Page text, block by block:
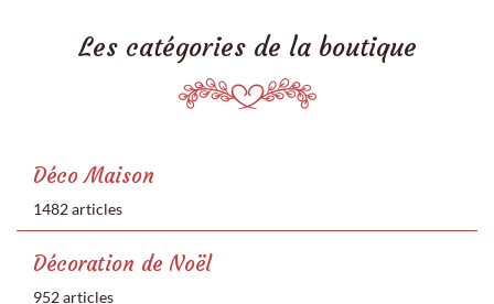
Les catégories de la boutique
Déco Maison
1482 articles
Décoration de Noël
952 articles